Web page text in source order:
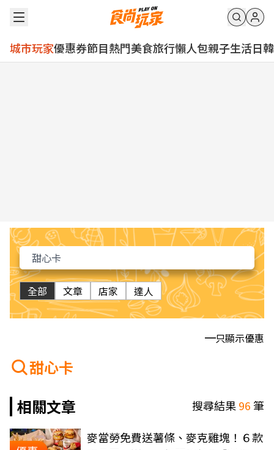
城市玩家優惠券節目熱門美食旅行懶人包親子生活日韓
全部 文章 店家 達人
只顯示優惠
甜心卡
相關文章
搜尋結果96筆
麥當勞免費送薯條、麥克雞塊！６款